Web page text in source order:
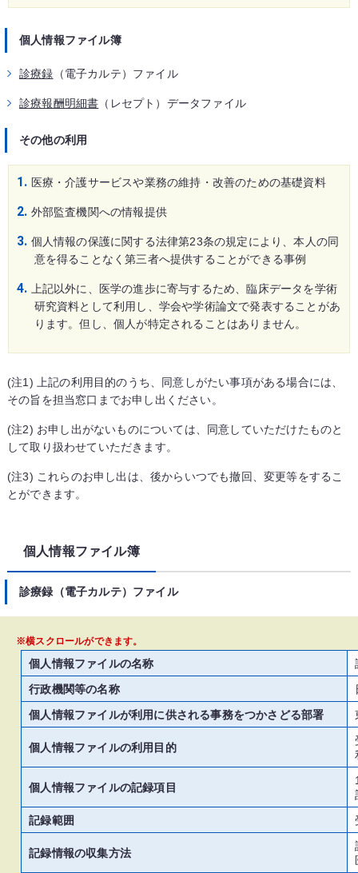
個人情報ファイル簿
診療録 （電子カルテ）ファイル
診療報酬明細書 （レセプト）データファイル
その他の利用
医療・介護サービスや業務の維持・改善のための基礎資料
外部監査機関への情報提供
個人情報の保護に関する法律第23条の規定により、本人の同
意を得ることなく第三者へ提供することができる事例
上記以外に、医学の進歩に寄与するため、臨床データを学術
研究資料として利用し、学会や学術論文で発表することがあ
ります。但し、個人が特定されることはありません。
(注1) 上記の利用目的のうち、同意しがたい事項がある場合には、
その旨を担当窓口までお申し出ください。
(注2) お申し出がないものについては、同意していただけたものと
して取り扱わせていただきます。
(注3) これらのお申し出は、後からいつでも撤回、変更等をするこ
とができます。
個人情報ファイル簿
診療録（電子カルテ）ファイル
※横スクロールができます。
個人情報ファイルの名称
行政機関等の名称
個人情報ファイルが利用に供される事務をつかさどる部署
個人情報ファイルの利用目的
個人情報ファイルの記録項目
記録範囲
記録情報の収集方法